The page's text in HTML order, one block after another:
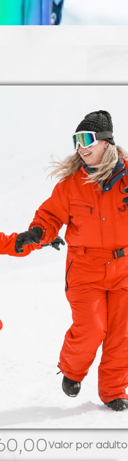
Valor por adulto